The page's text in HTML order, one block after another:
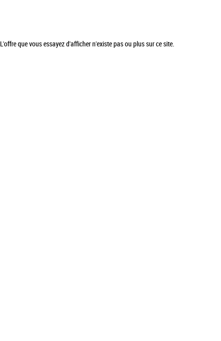
L'offre que vous essayez d'afficher n'existe pas ou plus sur ce site.